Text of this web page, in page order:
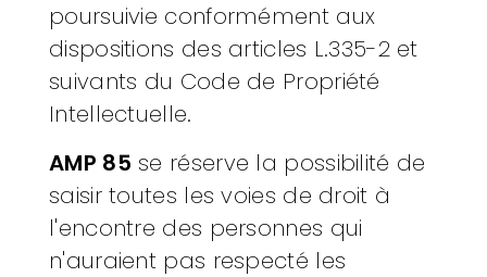
poursuivie conformément aux
dispositions des articles L.335-2 et
suivants du Code de Propriété
Intellectuelle.
AMP 85 se réserve la possibilité de
saisir toutes les voies de droit à
l'encontre des personnes qui
n'auraient pas respecté les